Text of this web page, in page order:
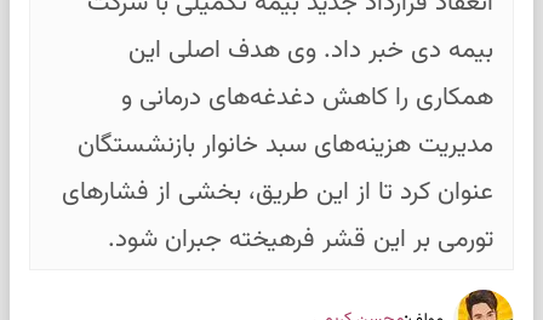
بیمه دی خبر داد. وی هدف اصلی این
همکاری را کاهش دغدغه‌های درمانی و
مدیریت هزینه‌های سبد خانوار بازنشستگان
عنوان کرد تا از این طریق، بخشی از فشارهای
تورمی بر این قشر فرهیخته جبران شود.